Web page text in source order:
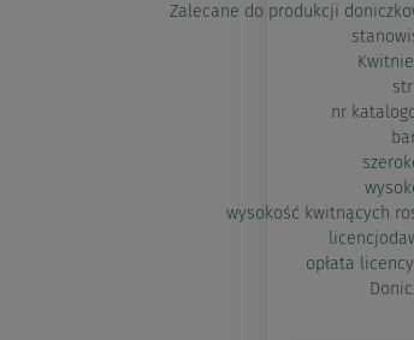
Zalecane do produkcji
nr
wysokość kwitnących
opłata